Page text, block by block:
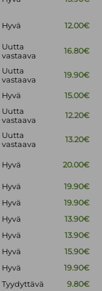
Hyvä 12.00€
Uutta
vastaava
16.80€
Uutta
vastaava
19.90€
Hyvä 15.00€
Uutta
vastaava
12.20€
Uutta
vastaava
13.20€
Hyvä 20.00€
Hyvä
19.90€
Hyvä
19.90€
Hyvä
13.90€
Hyvä
13.90€
Hyvä
15.90€
Hyvä
19.90€
Tyydyttävä 9.80€